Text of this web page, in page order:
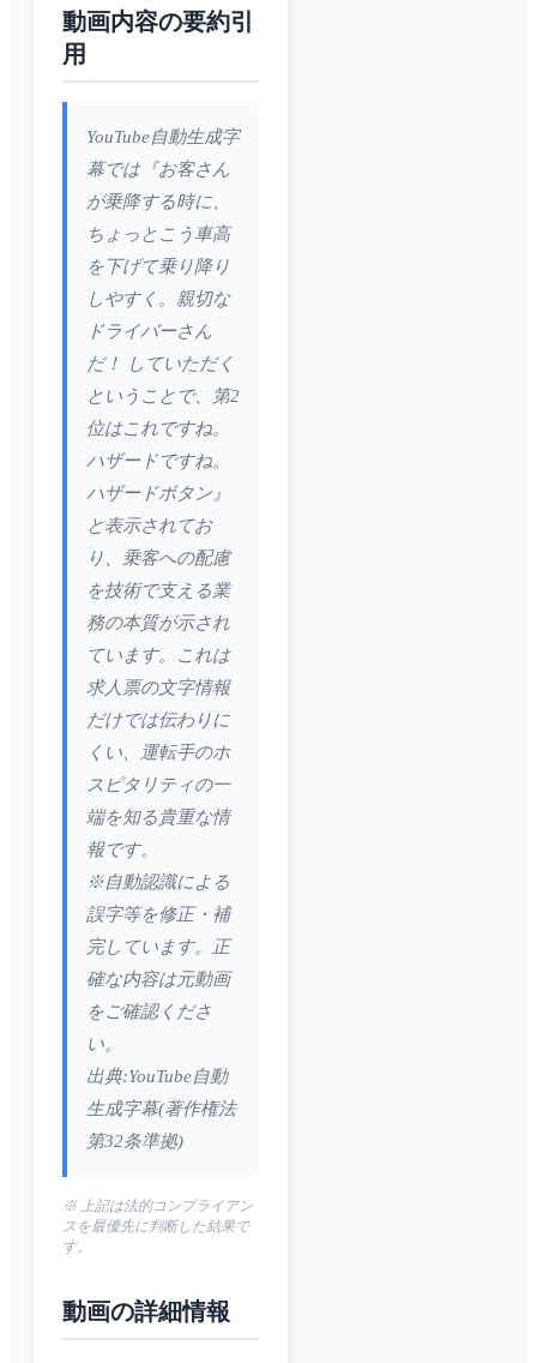
動画内容の要約引
用
YouTube自動生成字
幕では『お客さん
が乗降する時に、
ちょっとこう車高
を下げて乗り降り
しやすく。親切な
ドライバーさん
だ！ していただく
ということで、第2
位はこれですね。
ハザードですね。
ハザードボタン』
と表示されてお
り、乗客への配慮
を技術で支える業
務の本質が示され
ています。これは
求人票の文字情報
だけでは伝わりに
くい、運転手のホ
スピタリティの一
端を知る貴重な情
報です。
※自動認識による
誤字等を修正・補
完しています。正
確な内容は元動画
をご確認くださ
い。
出典:YouTube自動
生成字幕(著作権法
第32条準拠)
※ 上記は法的コンプライアン
スを最優先に判断した結果で
す。
動画の詳細情報